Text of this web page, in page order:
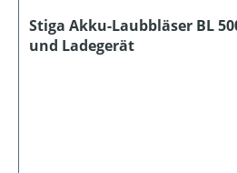
Stiga Akku-Laubbläser BL
und Ladegerät